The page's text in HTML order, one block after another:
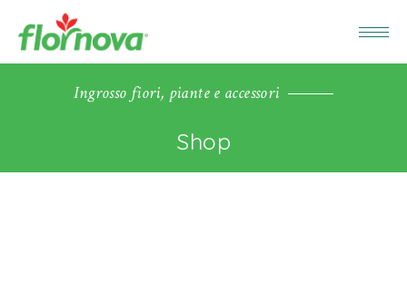
Ingrosso fiori, piante e accessori
Shop